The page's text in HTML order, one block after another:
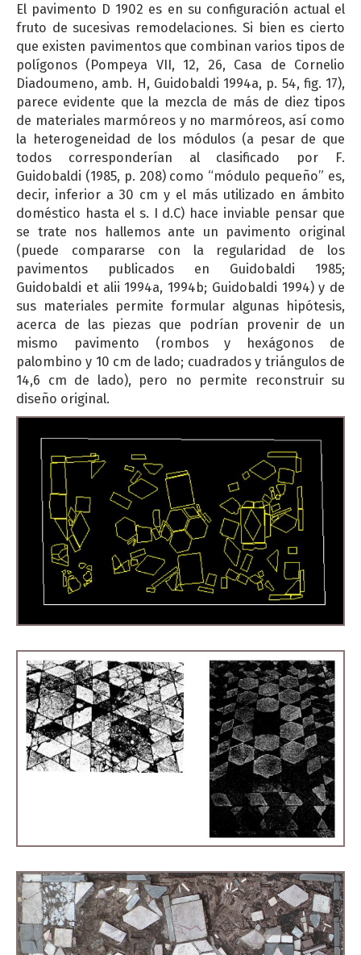
El pavimento D 1902 es en su configuración actual el
fruto de sucesivas remodelaciones. Si bien es cierto
que existen pavimentos que combinan varios tipos de
polígonos (Pompeya VII, 12, 26, Casa de Cornelio
Diadoumeno, amb. H, Guidobaldi 1994a, p. 54, fig. 17),
parece evidente que la mezcla de más de diez tipos
de materiales marmóreos y no marmóreos, así como
la heterogeneidad de los módulos (a pesar de que
todos corresponderían al clasificado por F.
Guidobaldi (1985, p. 208) como “módulo pequeño” es,
decir, inferior a 30 cm y el más utilizado en ámbito
doméstico hasta el s. I d.C) hace inviable pensar que
se trate nos hallemos ante un pavimento original
(puede compararse con la regularidad de los
pavimentos publicados en Guidobaldi 1985;
Guidobaldi et alii 1994a, 1994b; Guidobaldi 1994) y de
sus materiales permite formular algunas hipótesis,
acerca de las piezas que podrían provenir de un
mismo pavimento (rombos y hexágonos de
palombino y 10 cm de lado; cuadrados y triángulos de
14,6 cm de lado), pero no permite reconstruir su
diseño original.